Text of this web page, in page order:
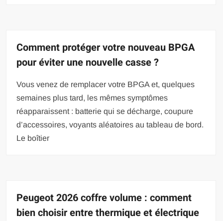
Comment protéger votre nouveau BPGA
pour éviter une nouvelle casse ?
Vous venez de remplacer votre BPGA et, quelques
semaines plus tard, les mêmes symptômes
réapparaissent : batterie qui se décharge, coupure
d’accessoires, voyants aléatoires au tableau de bord.
Le boîtier
Peugeot 2026 coffre volume : comment
bien choisir entre thermique et électrique